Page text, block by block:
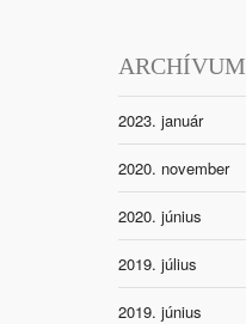
ARCHÍVUM
2023. január
2020. november
2020. június
2019. július
2019. június